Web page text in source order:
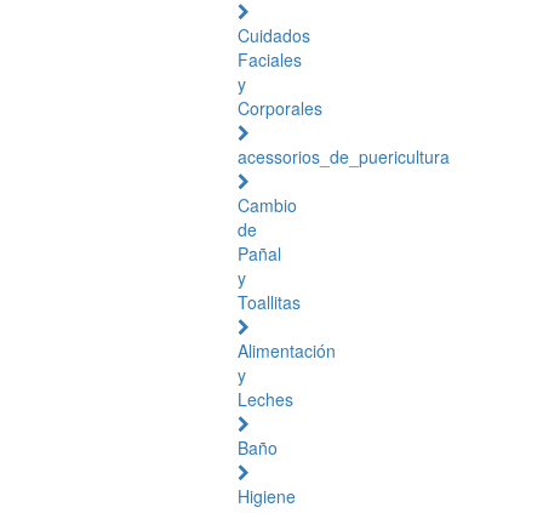
Cuidados
Faciales
y
Corporales
acessorios_de_puericultura
Cambio
de
Pañal
y
Toallitas
Alimentación
y
Leches
Baño
Higiene